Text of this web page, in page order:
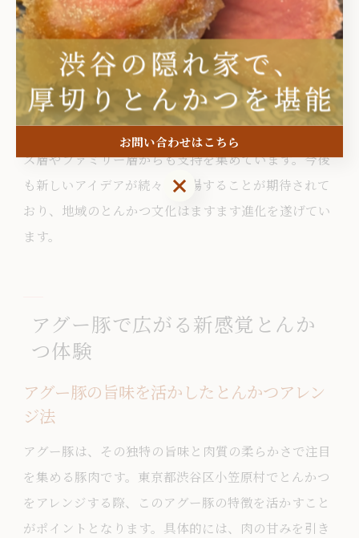
れらは、従来のとんかつのイメージを覆す新鮮な味わ
いで、多くのファンを獲得しています。
特に、栄養バランスを意識したワンプレートメニュー
や、テイクアウト用のアレンジ弁当が人気です。忙し
い日常でも手軽に本格的な味を楽しめるため、ビジネ
ス層やファミリー層からも支持を集めています。今後
も新しいアイデアが続々と登場することが期待されて
おり、地域のとんかつ文化はますます進化を遂げてい
ます。
アグー豚で広がる新感覚とんか
つ体験
アグー豚の旨味を活かしたとんかつアレン
ジ法
アグー豚は、その独特の旨味と肉質の柔らかさで注目
を集める豚肉です。東京都渋谷区小笠原村でとんかつ
をアレンジする際、このアグー豚の特徴を活かすこと
がポイントとなります。具体的には、肉の甘みを引き
お問い合わせはこちら
お問い合わせはこちら